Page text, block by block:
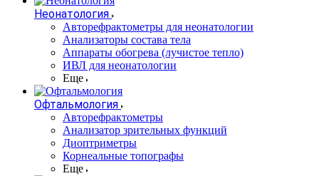
Неонатология
Авторефрактометры для неонатологии
Анализаторы состава тела
Аппараты обогрева (лучистое тепло)
ИВЛ для неонатологии
Еще
Офтальмология
Авторефрактометры
Анализатор зрительных функций
Диоптриметры
Корнеальные топографы
Еще